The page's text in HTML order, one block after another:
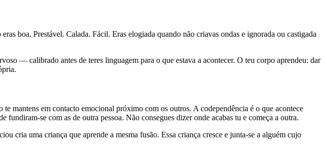
boa. Prestável. Calada. Fácil. Eras elogiada quando não criavas ondas e ignorada ou castigada
— calibrado antes de teres linguagem para o que estava a acontecer. O teu corpo aprendeu: dar
mantens em contacto emocional próximo com os outros. A codependência é o que acontece
fundiram-se com as de outra pessoa. Não consegues dizer onde acabas tu e começa a outra.
cria uma criança que aprende a mesma fusão. Essa criança cresce e junta-se a alguém cujo